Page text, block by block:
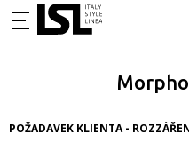
POŽADAVEK KLIENTA -